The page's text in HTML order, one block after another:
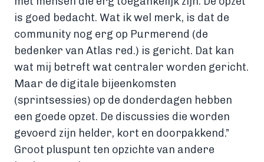
is goed bedacht. Wat ik wel merk, is dat de
community nog erg op Purmerend (de
bedenker van Atlas red.) is gericht. Dat kan
wat mij betreft wat centraler worden gericht.
Maar de digitale bijeenkomsten
(sprintsessies) op de donderdagen hebben
een goede opzet. De discussies die worden
gevoerd zijn helder, kort en doorpakkend.”
Groot pluspunt ten opzichte van andere